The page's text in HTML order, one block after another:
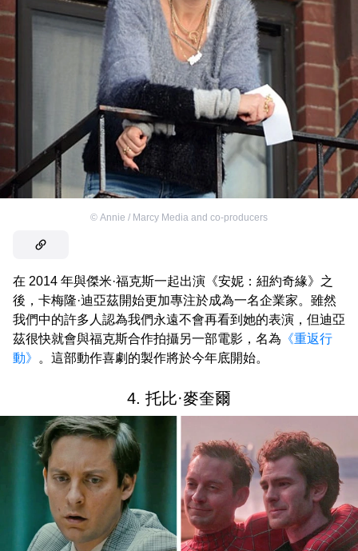
© Annie / Marcy Media and co-producers
在 2014 年與傑米·福克斯一起出演《安妮：紐約奇緣》之
後，卡梅隆·迪亞茲開始更加專注於成為一名企業家。雖然
我們中的許多人認為我們永遠不會再看到她的表演，但迪亞
茲很快就會與福克斯合作拍攝另一部電影，名為 《重返行
動》
。這部動作喜劇的製作將於今年底開始。
4. 托比·麥奎爾